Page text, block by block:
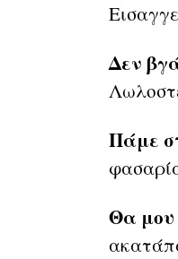
Δεν
Πάμε
Θα μου